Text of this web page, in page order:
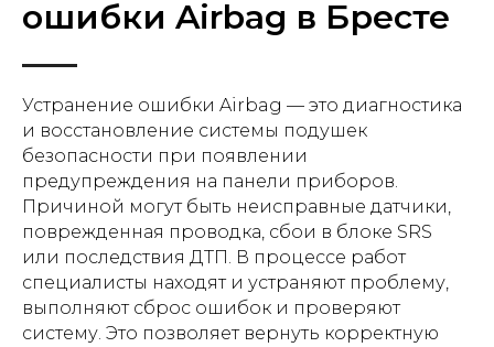
ошибки Airbag в Бресте
Устранение ошибки Airbag — это диагностика
и восстановление системы подушек
безопасности при появлении
предупреждения на панели приборов.
Причиной могут быть неисправные датчики,
поврежденная проводка, сбои в блоке SRS
или последствия ДТП. В процессе работ
специалисты находят и устраняют проблему,
выполняют сброс ошибок и проверяют
систему. Это позволяет вернуть корректную